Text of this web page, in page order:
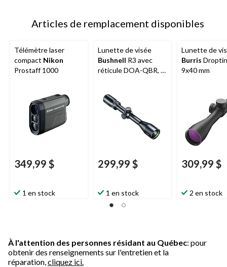
Articles de remplacement disponibles
Télémètre laser
compact Nikon
Prostaff 1000
349,99 $
1 en stock
Lunette de visée
Bushnell R3 avec
réticule DOA-QBR, 4-
299,99 $
1 en stock
Lunette de
Burris
9x40 mm
309,99 $
2 en stock
À l'attention des personnes résidant au Québec: pour
obtenir des renseignements sur l'entretien et la
réparation, cliquez ici.